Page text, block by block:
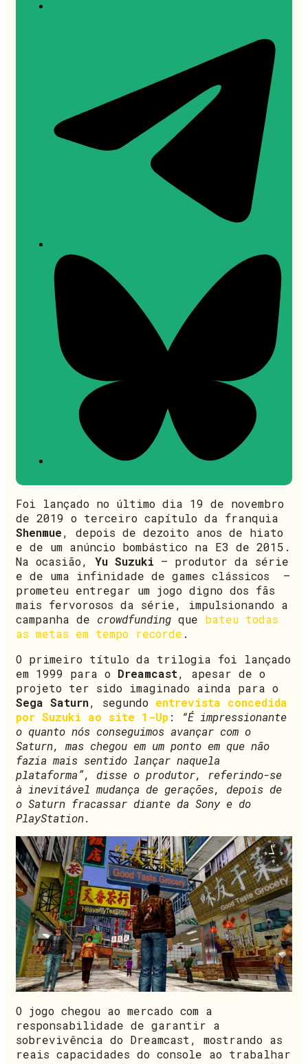
Foi lançado no último dia 19 de novembro
de 2019 o terceiro capítulo da franquia
Shenmue, depois de dezoito anos de hiato
e de um anúncio bombástico na E3 de 2015.
Na ocasião, Yu Suzuki – produtor da série
e de uma infinidade de games clássicos –
prometeu entregar um jogo digno dos fãs
mais fervorosos da série, impulsionando a
campanha de crowdfunding que bateu todas
as metas em tempo recorde .
O primeiro título da trilogia foi lançado
em 1999 para o Dreamcast, apesar de o
projeto ter sido imaginado ainda para o
Sega Saturn, segundo entrevista concedida
por Suzuki ao site 1-Up:
“É impressionante
o quanto nós conseguimos avançar com o
Saturn, mas chegou em um ponto em que não
fazia mais sentido lançar naquela
plataforma”, disse o produtor, referindo-se
à inevitável mudança de gerações, depois de
o Saturn fracassar diante da Sony e do
PlayStation.
O jogo chegou ao mercado com a
responsabilidade de garantir a
sobrevivência do Dreamcast, mostrando as
reais capacidades do console ao trabalhar